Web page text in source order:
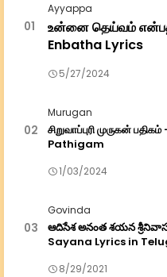
Ayyappa
உன்னை தெய்வம்
Enbatha Lyrics
5/27/2024
Murugan
சிறுவாப்புரி முருகன்
Pathigam
1/03/2024
Govinda
ఆదిసేశ అనంత శయన
Sayana Lyrics in
8/29/2021